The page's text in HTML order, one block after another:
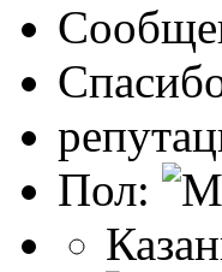
Пол: